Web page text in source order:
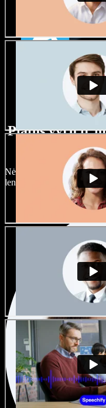
Platus vyrų ir
su
Nėra dviejų vienodų
lengvai juos prisitaikykite.